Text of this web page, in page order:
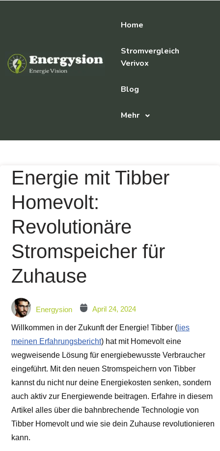
Home
Stromvergleich
Verivox
Blog
Mehr
Energie mit Tibber
Homevolt:
Revolutionäre
Stromspeicher für
Zuhause
Energysion April 24, 2024
Willkommen in der Zukunft der Energie! Tibber ( lies
meinen Erfahrungsbericht) hat mit Homevolt eine
wegweisende Lösung für energiebewusste Verbraucher
eingeführt. Mit den neuen Stromspeichern von Tibber
kannst du nicht nur deine Energiekosten senken, sondern
auch aktiv zur Energiewende beitragen. Erfahre in diesem
Artikel alles über die bahnbrechende Technologie von
Tibber Homevolt und wie sie dein Zuhause revolutionieren
kann.